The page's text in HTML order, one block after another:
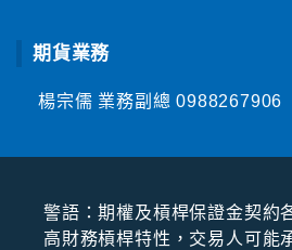
期貨業務
楊宗儒 業務副總0988267906
警語：期權及槓桿保證⾦契約
⾼財務槓桿特性，交易⼈可能